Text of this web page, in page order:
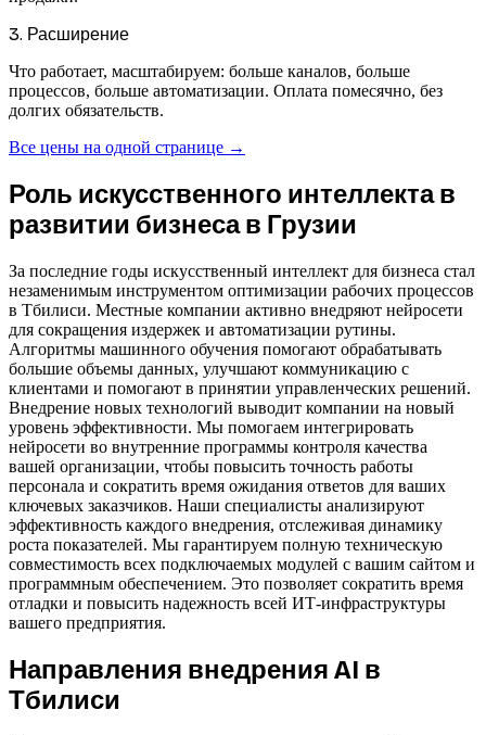
3. Расширение
Что работает, масштабируем: больше каналов, больше
процессов, больше автоматизации. Оплата помесячно, без
долгих обязательств.
Все цены на одной странице →
Роль искусственного интеллекта в
развитии бизнеса в Грузии
За последние годы искусственный интеллект для бизнеса стал
незаменимым инструментом оптимизации рабочих процессов
в Тбилиси. Местные компании активно внедряют нейросети
для сокращения издержек и автоматизации рутины.
Алгоритмы машинного обучения помогают обрабатывать
большие объемы данных, улучшают коммуникацию с
клиентами и помогают в принятии управленческих решений.
Внедрение новых технологий выводит компании на новый
уровень эффективности. Мы помогаем интегрировать
нейросети во внутренние программы контроля качества
вашей организации, чтобы повысить точность работы
персонала и сократить время ожидания ответов для ваших
ключевых заказчиков. Наши специалисты анализируют
эффективность каждого внедрения, отслеживая динамику
роста показателей. Мы гарантируем полную техническую
совместимость всех подключаемых модулей с вашим сайтом и
программным обеспечением. Это позволяет сократить время
отладки и повысить надежность всей ИТ-инфраструктуры
вашего предприятия.
Направления внедрения AI в
Тбилиси